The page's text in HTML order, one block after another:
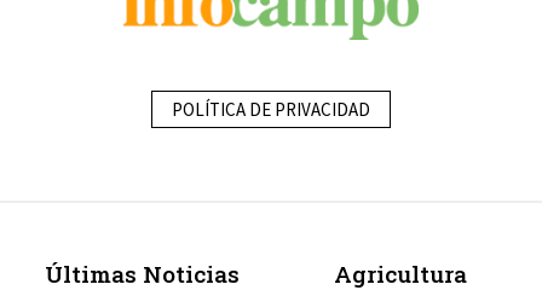
POLÍTICA DE PRIVACIDAD
Últimas Noticias
Agricultura